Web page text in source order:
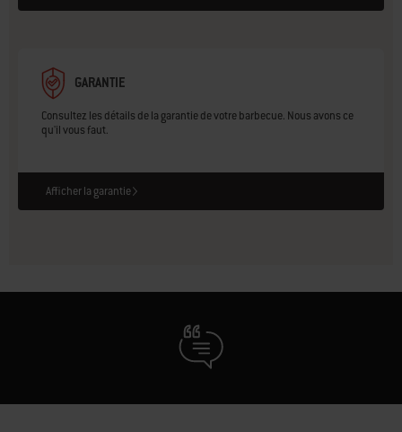
GARANTIE
Consultez les détails de la garantie de votre barbecue. Nous avons ce
qu'il vous faut.
Afficher la garantie